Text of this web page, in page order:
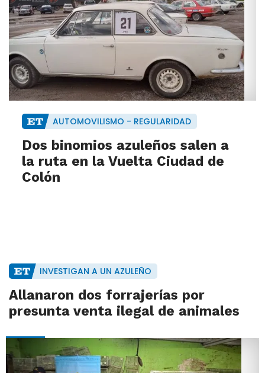
AUTOMOVILISMO - REGULARIDAD
Dos binomios azuleños salen a
la ruta en la Vuelta Ciudad de
Colón
INVESTIGAN A UN AZULEÑO
Allanaron dos forrajerías por
presunta venta ilegal de animales